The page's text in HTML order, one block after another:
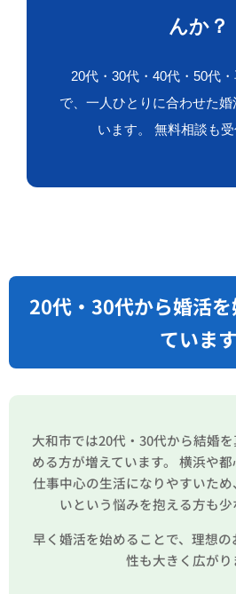
んか？
20代・30代・40代・50代
で、一人ひとりに合わせた
います。 無料相談も受
20代・30代から婚活
ています
大和市では20代・30代から結婚
める方が増えています。 横浜や都
仕事中心の生活になりやすいた
いという悩みを抱える方も少
早く婚活を始めることで、理想
性も大きく広がり